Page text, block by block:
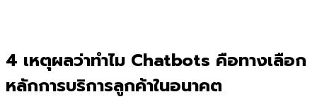
4 เหตุผลว่าทำไม Chatbots คือทางเลือก
หลักการบริการลูกค้าในอนาคต